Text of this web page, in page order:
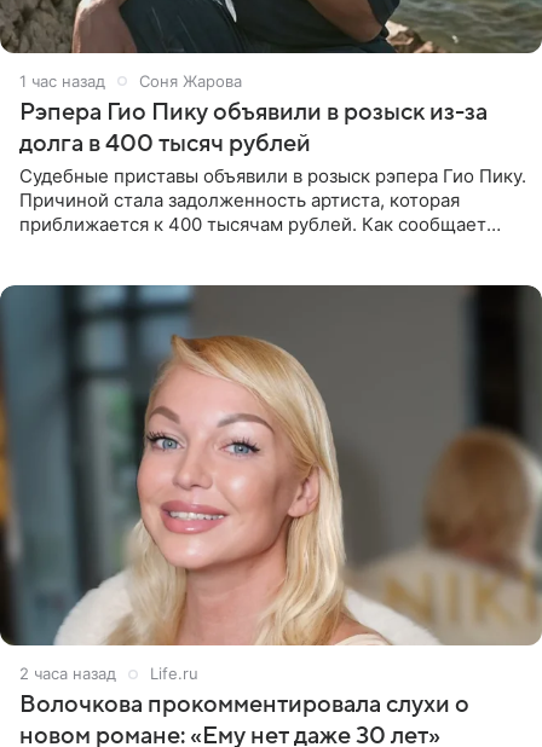
1 час назад Соня Жарова
Рэпера Гио Пику объявили в розыск из-за
долга в 400 тысяч рублей
Судебные приставы объявили в розыск рэпера Гио Пику.
Причиной стала задолженность артиста, которая
приближается к 400 тысячам рублей. Как сообщает
2 часа назад Life.ru
Волочкова прокомментировала слухи о
новом романе: «Ему нет даже 30 лет»